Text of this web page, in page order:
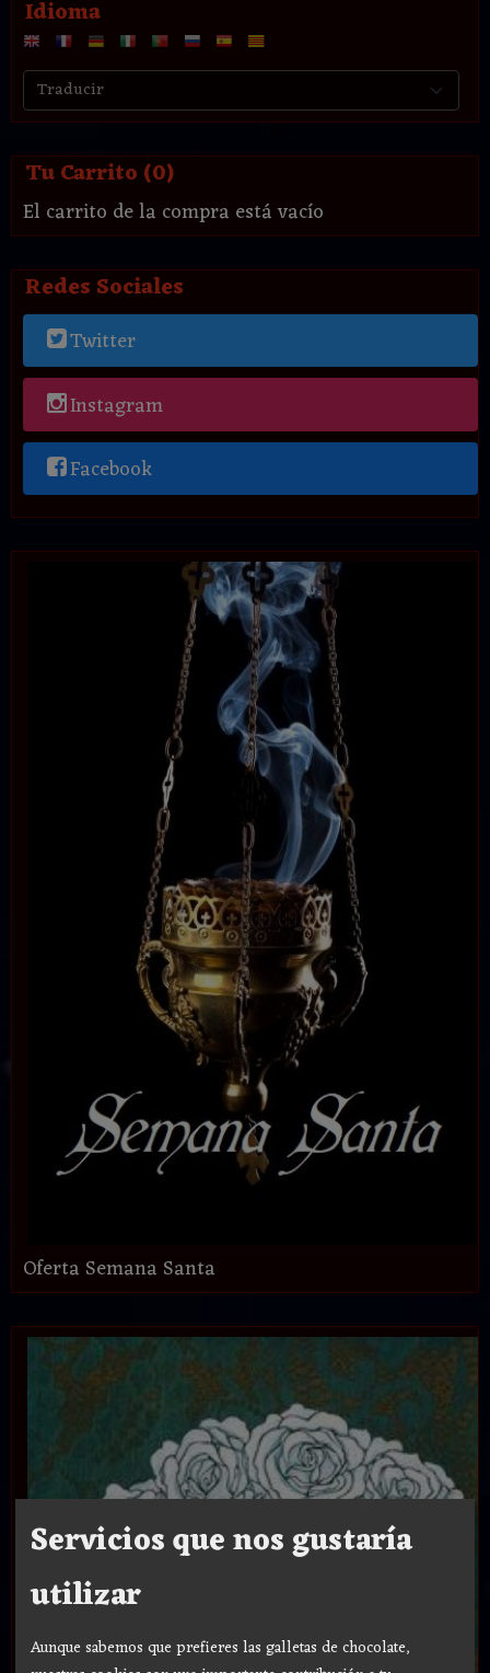
Idioma
Tu Carrito (0)
El carrito de la compra está vacío
Redes Sociales
Twitter
Instagram
Facebook
Oferta Semana Santa
Servicios que nos gustaría
utilizar
Aunque sabemos que prefieres las galletas de chocolate,